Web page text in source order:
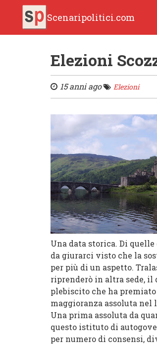
Scenaripolitici.com
Elezioni
15 anni ago Elezioni
Una data storica. Di quelle
da giurarci visto che la
per più di un aspetto.
riprenderò in altra sede, il
plebiscito che ha
maggioranza assoluta nel
Una prima assoluta da
questo istituto di
per numero di consensi,